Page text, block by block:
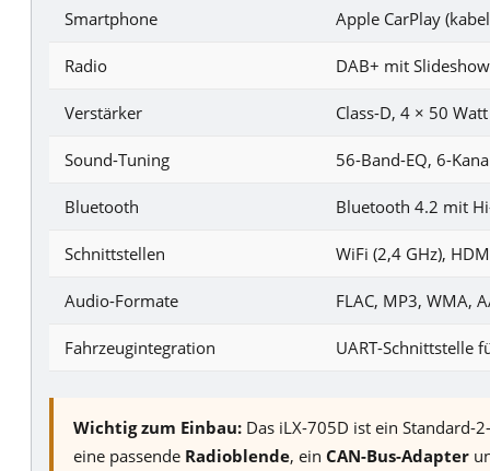
Smartphone Apple CarPlay
Radio DAB+ mit
Verstärker Class-D, 4 × 50 Watt
Sound-Tuning 56-Band-EQ, 6-
Bluetooth Bluetooth 4.2 mit
Schnittstellen WiFi (2,4 GHz),
Audio-Formate FLAC, MP3, WMA,
Fahrzeugintegration UART-Schnittstelle
Wichtig zum Einbau: Das iLX-705D ist ein Standard-
eine passende Radioblende, ein CAN-Bus-Adapter